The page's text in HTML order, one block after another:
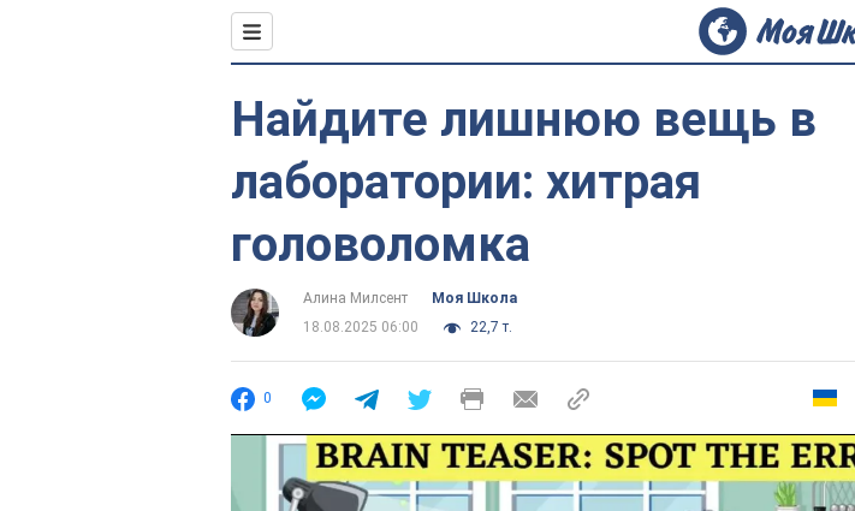
Найдите лишнюю вещь в
лаборатории: хитрая
головоломка
Алина Милсент
Моя Школа
18.08.2025 06:00
22,7 т.
0